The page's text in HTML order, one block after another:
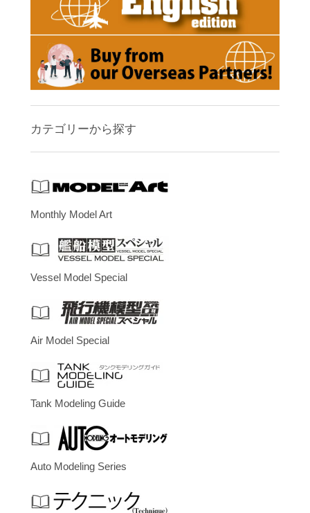
カテゴリーから探す
Monthly Model Art
Vessel Model Special
Air Model Special
Tank Modeling Guide
Auto Modeling Series